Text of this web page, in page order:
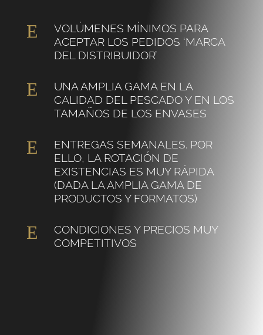
E
VOLÚMENES MÍNIMOS PARA
ACEPTAR LOS PEDIDOS ‘MARCA
DEL DISTRIBUIDOR’
E
UNA AMPLIA GAMA EN LA
CALIDAD DEL PESCADO Y EN LOS
TAMAÑOS DE LOS ENVASES
E
ENTREGAS SEMANALES. POR
ELLO, LA ROTACIÓN DE
EXISTENCIAS ES MUY RÁPIDA
(DADA LA AMPLIA GAMA DE
PRODUCTOS Y FORMATOS)
E
CONDICIONES Y PRECIOS MUY
COMPETITIVOS